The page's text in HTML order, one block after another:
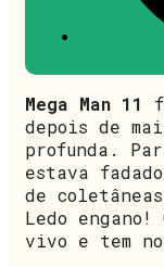
Mega Man 11
depois de
profunda.
estava
de
Ledo
vivo e tem